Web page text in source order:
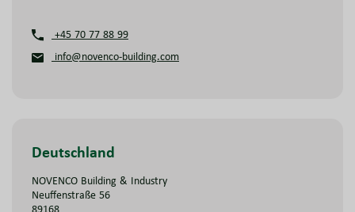
+45 70 77 88 99
info@novenco-building.com
Deutschland
NOVENCO Building & Industry
Neuffenstraße 56
89168